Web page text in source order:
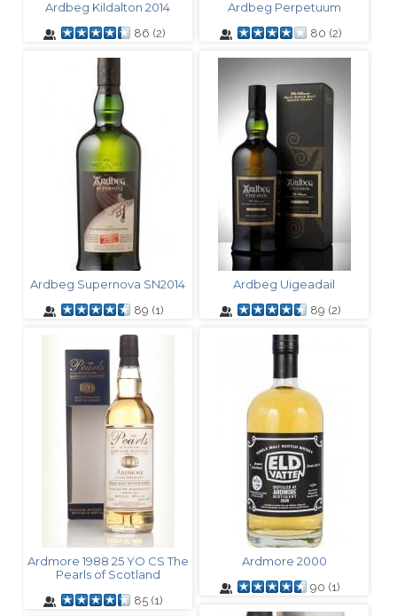
Ardbeg Kildalton 2014
86 (2)
Ardbeg Perpetuum
80 (2)
Ardbeg Supernova SN2014
89 (1)
Ardbeg Uigeadail
89 (2)
Ardmore 1988 25 YO CS The
Pearls of Scotland
85 (1)
Ardmore 2000
90 (1)